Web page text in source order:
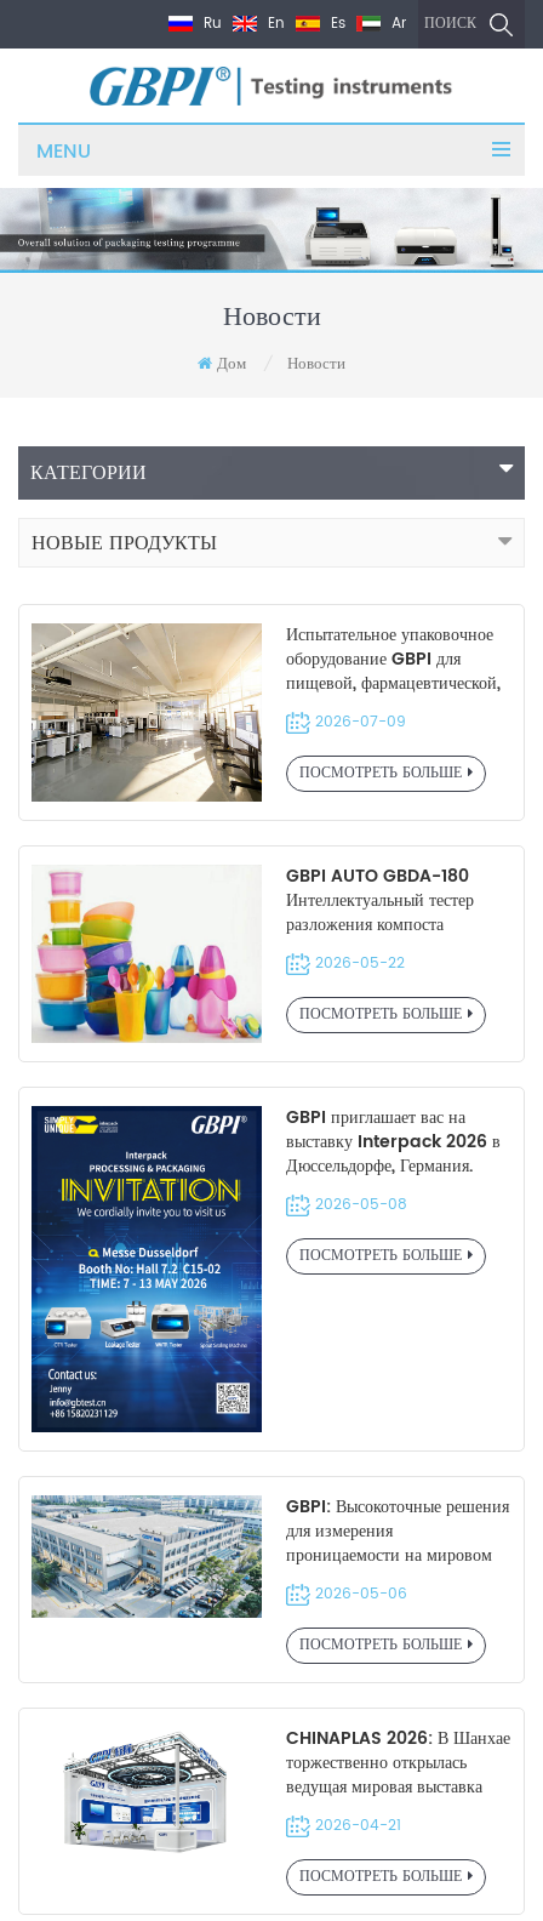
ПОИСК
Ru En Es Ar
MENU
Новости
Дом Новости
КАТЕГОРИИ
НОВЫЕ ПРОДУКТЫ
Испытательное упаковочное
оборудование GBPI для
пищевой, фармацевтической,
бытовой химической и новой
энергетической упаковки |
Доступна индивидуальная
настройка услуги
2026-07-09
ПОСМОТРЕТЬ БОЛЬШЕ
GBPI AUTO GBDA-180
Интеллектуальный тестер
разложения компоста
2026-05-22
ПОСМОТРЕТЬ БОЛЬШЕ
GBPI приглашает вас на
выставку Interpack 2026 в
Дюссельдорфе, Германия.
2026-05-08
ПОСМОТРЕТЬ БОЛЬШЕ
GBPI: Высокоточные решения
для измерения
проницаемости на мировом
рынке резины.
2026-05-06
ПОСМОТРЕТЬ БОЛЬШЕ
CHINAPLAS 2026: В Шанхае
торжественно открылась
ведущая мировая выставка
пластмасс и резины, GBPI
представила передовые
испытательные приборы.
2026-04-21
ПОСМОТРЕТЬ БОЛЬШЕ